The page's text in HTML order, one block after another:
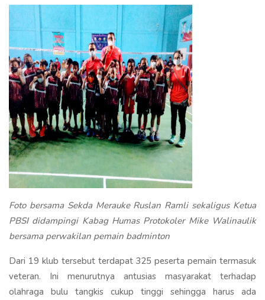
Foto bersama Sekda Merauke Ruslan Ramli sekaligus Ketua
PBSI didampingi Kabag Humas Protokoler Mike Walinaulik
bersama perwakilan pemain badminton
Dari 19 klub tersebut terdapat 325 peserta pemain termasuk
veteran. Ini menurutnya antusias masyarakat terhadap
olahraga bulu tangkis cukup tinggi sehingga harus ada